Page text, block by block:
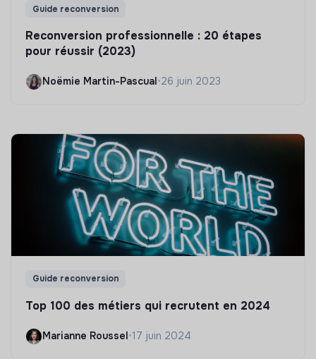
Guide reconversion
Reconversion professionnelle : 20 étapes
pour réussir (2023)
Noëmie Martin-Pascual •26 juin 2023
Guide reconversion
Top 100 des métiers qui recrutent en 2024
Marianne Roussel•17 juin 2024